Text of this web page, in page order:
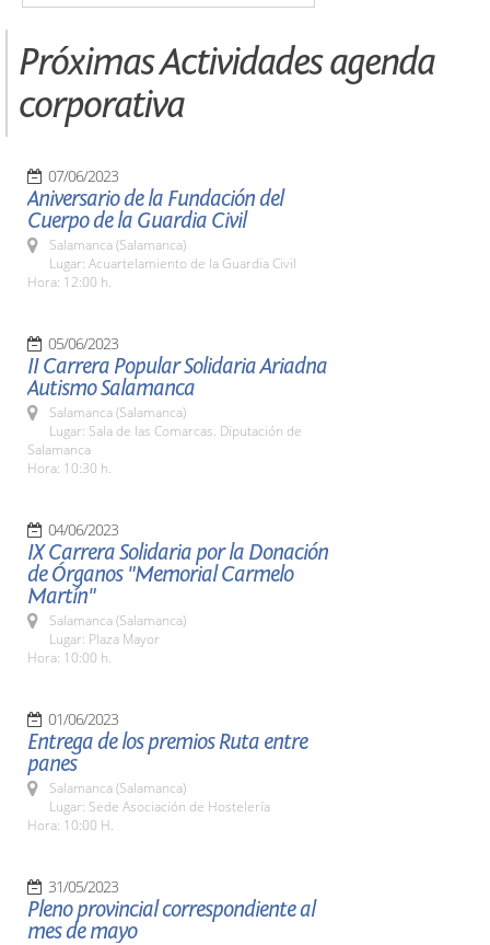
Próximas Actividades agenda
corporativa
07/06/2023
Aniversario de la Fundación del
Cuerpo de la Guardia Civil
Salamanca (Salamanca)
Lugar: Acuartelamiento de la Guardia Civil
Hora: 12:00 h.
05/06/2023
II Carrera Popular Solidaria Ariadna
Autismo Salamanca
Salamanca (Salamanca)
Lugar: Sala de las Comarcas. Diputación de
Salamanca
Hora: 10:30 h.
04/06/2023
IX Carrera Solidaria por la Donación
de Órganos "Memorial Carmelo
Martín"
Salamanca (Salamanca)
Lugar: Plaza Mayor
Hora: 10:00 h.
01/06/2023
Entrega de los premios Ruta entre
panes
Salamanca (Salamanca)
Lugar: Sede Asociación de Hostelería
Hora: 10:00 H.
31/05/2023
Pleno provincial correspondiente al
mes de mayo